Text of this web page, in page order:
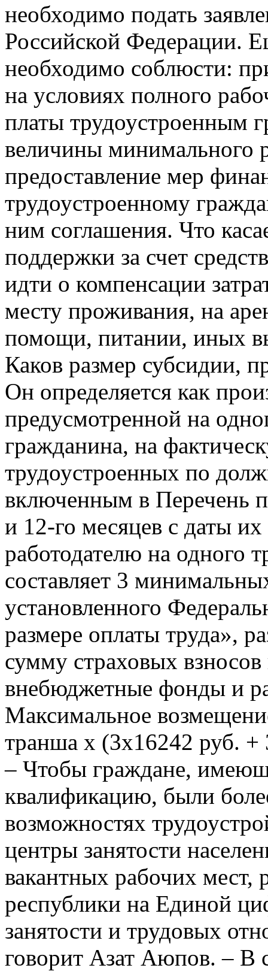
необходимо подать
Российской Федерации.
необходимо соблюсти:
на условиях полного
платы трудоустроенным
величины минимального
предоставление мер
трудоустроенному
ним соглашения. Что
поддержки за счет
идти о компенсации
месту проживания, на
помощи, питании, иных
Каков размер субсидии,
Он определяется как
предусмотренной на
гражданина, на
трудоустроенных по
включенным в Перечень
и 12-го месяцев с даты
работодателю на одного
составляет 3
установленного
размере оплаты труда»,
сумму страховых взносов
внебюджетные фонды и
Максимальное
транша х (3х16242 руб.
– Чтобы граждане,
квалификацию, были
возможностях
центры занятости
вакантных рабочих
республики на Единой
занятости и трудовых
говорит Азат Аюпов. – В